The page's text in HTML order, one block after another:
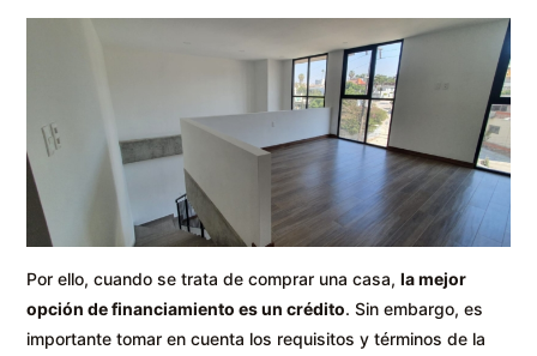
Por ello, cuando se trata de comprar una casa,la mejor
opción de financiamiento es un crédito. Sin embargo, es
importante tomar en cuenta los requisitos y términos de la